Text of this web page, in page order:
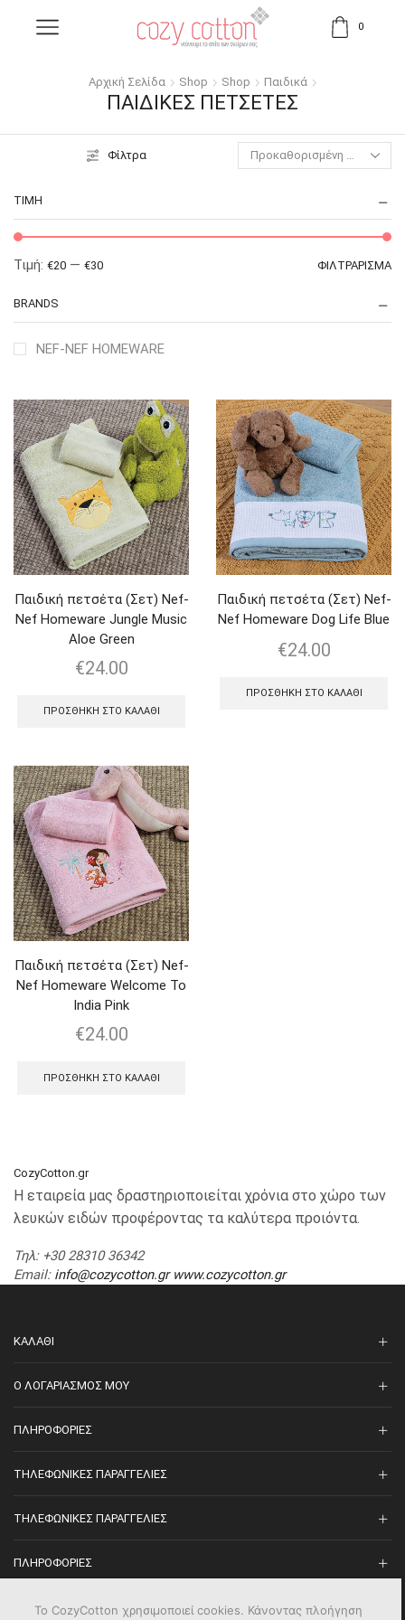
0
Αρχική Σελίδα Shop Shop Παιδικά
ΠΑΙΔΙΚΈΣ ΠΕΤΣΈΤΕΣ
Φίλτρα
ΤΙΜΉ
ΦΙΛΤΡΆΡΙΣΜΑ
Τιμή: €20 — €30
BRANDS
NEF-NEF HOMEWARE
Παιδική πετσέτα (Σετ) Nef-
Nef Homeware Jungle Music
Aloe Green
€24.00
ΠΡΟΣΘΉΚΗ ΣΤΟ ΚΑΛΆΘΙ
Παιδική πετσέτα (Σετ) Nef-
Nef Homeware Dog Life Blue
€24.00
ΠΡΟΣΘΉΚΗ ΣΤΟ ΚΑΛΆΘΙ
Παιδική πετσέτα (Σετ) Nef-
Nef Homeware Welcome To
India Pink
€24.00
ΠΡΟΣΘΉΚΗ ΣΤΟ ΚΑΛΆΘΙ
CozyCotton.gr
Η εταιρεία μας δραστηριοποιείται χρόνια στο χώρο των
λευκών ειδών προφέροντας τα καλύτερα προιόντα.
Τηλ: +30 28310 36342
Email: info@cozycotton.gr www.cozycotton.gr
ΚΑΛΆΘΙ
O ΛΟΓΑΡΙΑΣΜΌΣ ΜΟΥ
ΠΛΗΡΟΦΟΡΊΕΣ
ΤΗΛΕΦΩΝΙΚΈΣ ΠΑΡΑΓΓΕΛΊΕΣ
ΤΗΛΕΦΩΝΙΚΈΣ ΠΑΡΑΓΓΕΛΊΕΣ
ΠΛΗΡΟΦΟΡΊΕΣ
Το CozyCotton χρησιμοποιεί cookies. Κάνοντας πλοήγηση